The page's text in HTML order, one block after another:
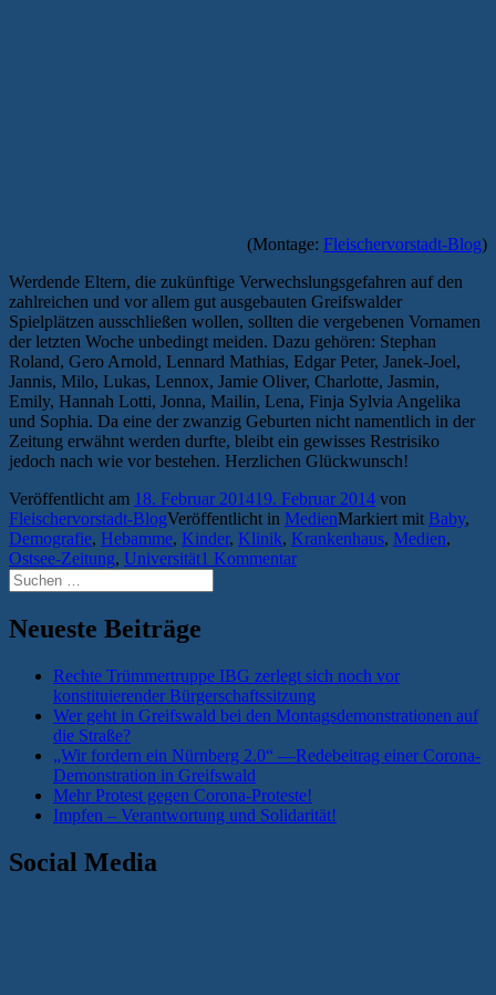
(Montage: Fleischervorstadt-Blog)
Werdende Eltern, die zukünftige Verwechslungsgefahren auf den
zahlreichen und vor allem gut ausgebauten Greifswalder
Spielplätzen ausschließen wollen, sollten die vergebenen Vornamen
der letzten Woche unbedingt meiden. Dazu gehören: Stephan
Roland, Gero Arnold, Lennard Mathias, Edgar Peter, Janek-Joel,
Jannis, Milo, Lukas, Lennox, Jamie Oliver, Charlotte, Jasmin,
Emily, Hannah Lotti, Jonna, Mailin, Lena, Finja Sylvia Angelika
und Sophia. Da eine der zwanzig Geburten nicht namentlich in der
Zeitung erwähnt werden durfte, bleibt ein gewisses Restrisiko
jedoch nach wie vor bestehen. Herzlichen Glückwunsch!
Veröffentlicht am 18. Februar 201419. Februar 2014 von
Fleischervorstadt-BlogVeröffentlicht in MedienMarkiert mit Baby,
Demografie, Hebamme, Kinder, Klinik, Krankenhaus, Medien,
Ostsee-Zeitung, Universität1 Kommentar
Suchen
nach:
Neueste Beiträge
Rechte Trümmertruppe IBG zerlegt sich noch vor
konstituierender Bürgerschaftssitzung
Wer geht in Greifswald bei den Montagsdemonstrationen auf
die Straße?
„Wir fordern ein Nürnberg 2.0“ —Redebeitrag einer Corona-
Demonstration in Greifswald
Mehr Protest gegen Corona-Proteste!
Impfen – Verantwortung und Solidarität!
Social Media